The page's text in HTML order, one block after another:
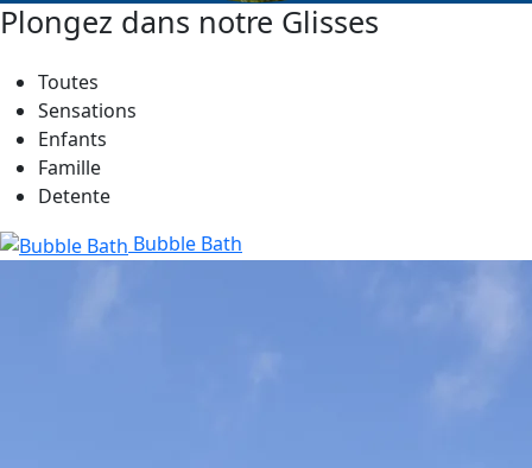
Plongez dans notre Glisses
Toutes
Sensations
Enfants
Famille
Detente
Bubble Bath